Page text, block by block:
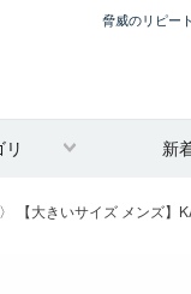
脅威のリピー
新
【大きいサイズ メンズ】